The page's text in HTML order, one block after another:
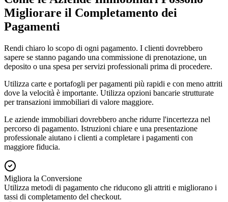
Migliorare il Completamento dei
Pagamenti
Rendi chiaro lo scopo di ogni pagamento. I clienti dovrebbero
sapere se stanno pagando una commissione di prenotazione, un
deposito o una spesa per servizi professionali prima di procedere.
Utilizza carte e portafogli per pagamenti più rapidi e con meno attriti
dove la velocità è importante. Utilizza opzioni bancarie strutturate
per transazioni immobiliari di valore maggiore.
Le aziende immobiliari dovrebbero anche ridurre l'incertezza nel
percorso di pagamento. Istruzioni chiare e una presentazione
professionale aiutano i clienti a completare i pagamenti con
maggiore fiducia.
Migliora la Conversione
Utilizza metodi di pagamento che riducono gli attriti e migliorano i
tassi di completamento del checkout.